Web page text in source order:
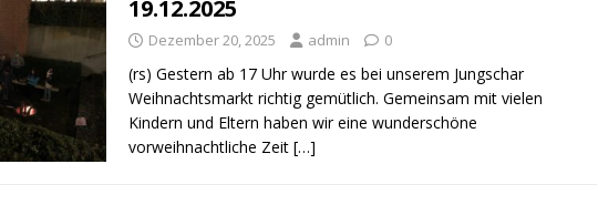
19.12.2025
Dezember 20, 2025 admin 0
(rs) Gestern ab 17 Uhr wurde es bei unserem Jungschar
Weihnachtsmarkt richtig gemütlich. Gemeinsam mit vielen
Kindern und Eltern haben wir eine wunderschöne
vorweihnachtliche Zeit […]